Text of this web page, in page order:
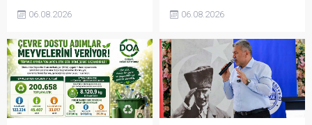
Cemiyeti’nin Milli Mücadele
çekti. Cebeci, Giresun’un
bağımsızlık mücadelesinde
üstlendiği tarihi
sorumluluğun gelecek
nesillere doğru anlatılması
gerektiğini söyledi.
06.08.2026
gelerek talep ve beklentileri
06.08.2026